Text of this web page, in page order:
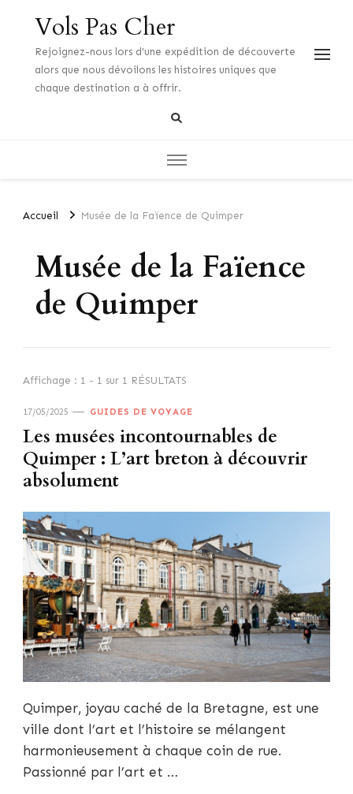
Vols Pas Cher
Rejoignez-nous lors d'une expédition de découverte
alors que nous dévoilons les histoires uniques que
chaque destination a à offrir.
Accueil Musée de la Faïence de Quimper
Musée de la Faïence
de Quimper
Affichage : 1 - 1 sur 1 RÉSULTATS
17/05/2025 GUIDES DE VOYAGE
Les musées incontournables de
Quimper : L’art breton à découvrir
absolument
Quimper, joyau caché de la Bretagne, est une
ville dont l’art et l’histoire se mélangent
harmonieusement à chaque coin de rue.
Passionné par l’art et …